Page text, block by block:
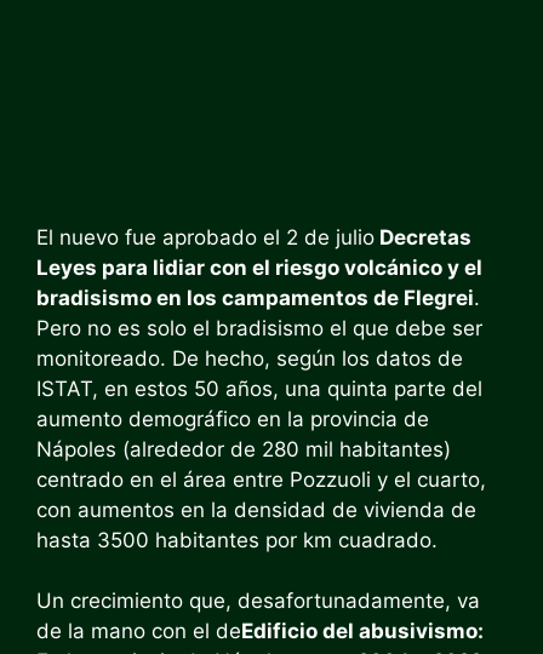
El nuevo fue aprobado el 2 de julio Decretas
Leyes para lidiar con el riesgo volcánico y el
bradisismo en los campamentos de Flegrei.
Pero no es solo el bradisismo el que debe ser
monitoreado. De hecho, según los datos de
ISTAT, en estos 50 años, una quinta parte del
aumento demográfico en la provincia de
Nápoles (alrededor de 280 mil habitantes)
centrado en el área entre Pozzuoli y el cuarto,
con aumentos en la densidad de vivienda de
hasta 3500 habitantes por km cuadrado.
Un crecimiento que, desafortunadamente, va
de la mano con el deEdificio del abusivismo: